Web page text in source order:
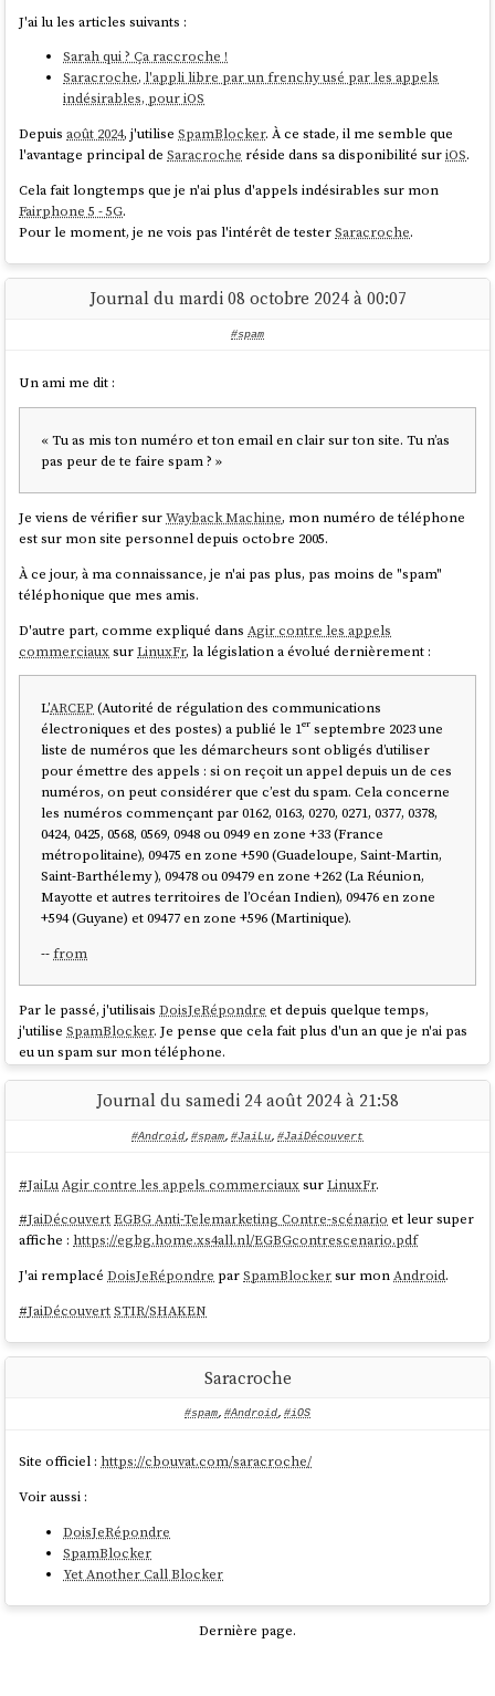
J'ai lu les articles suivants :
Sarah qui ? Ça raccroche !
Saracroche, l'appli libre par un frenchy usé par les appels
indésirables, pour iOS
Depuisaoût 2024, j'utiliseSpamBlocker. À ce stade, il me semble que
l'avantage principal deSaracroche réside dans sa disponibilité suriOS.
Cela fait longtemps que je n'ai plus d'appels indésirables sur mon
Fairphone 5 - 5G.
Pour le moment, je ne vois pas l'intérêt de testerSaracroche.
Journal du mardi 08 octobre 2024 à 00:07
#spam
Un ami me dit :
« Tu as mis ton numéro et ton email en clair sur ton site. Tu n’as
pas peur de te faire spam ? »
Je viens de vérifier surWayback Machine, mon numéro de téléphone
est sur mon site personnel depuis octobre 2005.
À ce jour, à ma connaissance, je n'ai pas plus, pas moins de "spam"
téléphonique que mes amis.
D'autre part, comme expliqué dansAgir contre les appels
commerciauxsurLinuxFr, la législation a évolué dernièrement :
L’ARCEP (Autorité de régulation des communications
électroniques et des postes) a publié le 1ᵉʳ septembre 2023 une
liste de numéros que les démarcheurs sont obligés d’utiliser
pour émettre des appels : si on reçoit un appel depuis un de ces
numéros, on peut considérer que c’est du spam. Cela concerne
les numéros commençant par 0162, 0163, 0270, 0271, 0377, 0378,
0424, 0425, 0568, 0569, 0948 ou 0949 en zone +33 (France
métropolitaine), 09475 en zone +590 (Guadeloupe, Saint-Martin,
Saint-Barthélemy ), 09478 ou 09479 en zone +262 (La Réunion,
Mayotte et autres territoires de l’Océan Indien), 09476 en zone
+594 (Guyane) et 09477 en zone +596 (Martinique).
--from
Par le passé, j'utilisaisDoisJeRépondreet depuis quelque temps,
j'utiliseSpamBlocker. Je pense que cela fait plus d'un an que je n'ai pas
eu un spam sur mon téléphone.
Journal du samedi 24 août 2024 à 21:58
#Android, #spam, #JaiLu, #JaiDécouvert
#JaiLu Agir contre les appels commerciauxsurLinuxFr.
#JaiDécouvert EGBG Anti-Telemarketing Contre-scénarioet leur super
affiche : https://egbg.home.xs4all.nl/EGBGcontrescenario.pdf
J'ai remplacéDoisJeRépondre parSpamBlockersur monAndroid.
#JaiDécouvert STIR/SHAKEN
Saracroche
#spam, #Android, #iOS
Site officiel :https://cbouvat.com/saracroche/
Voir aussi :
DoisJeRépondre
SpamBlocker
Yet Another Call Blocker
Dernière page.